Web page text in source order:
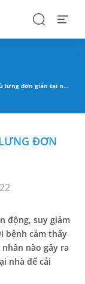
SearchOpen
đơn giản tại nhà
ĐƠN
động, suy giảm
bệnh cảm thấy
nào gây ra
nhà để cải